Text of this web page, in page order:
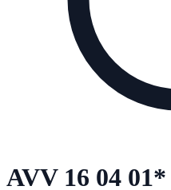
AVV 16 04 01*